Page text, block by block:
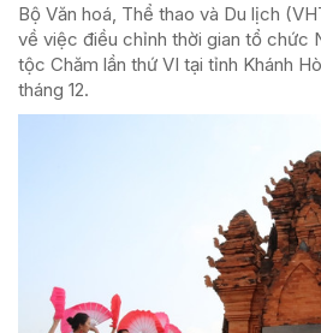
Bộ Văn hoá, Thể thao và Du lịch
về việc điều chỉnh thời gian tổ chức
tộc Chăm lần thứ VI tại tỉnh Khánh
tháng 12.